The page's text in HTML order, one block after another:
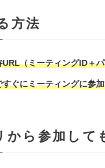
方法
URL（ミーティングID＋
ぐにミーティングに参
ら参加して